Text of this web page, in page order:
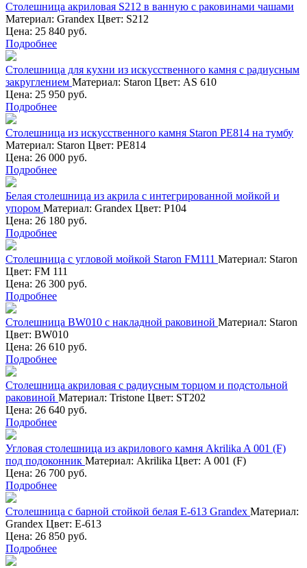
Столешница акриловая S212 в ванную с раковинами чашами
Материал: Grandex Цвет: S212
Цена: 25 840 руб.
Подробнее
Столешница для кухни из искусственного камня с радиусным
закруглением Материал: Staron Цвет: AS 610
Цена: 25 950 руб.
Подробнее
Столешница из искусственного камня Staron PE814 на тумбу
Материал: Staron Цвет: PE814
Цена: 26 000 руб.
Подробнее
Белая столешница из акрила с интегрированной мойкой и
упором Материал: Grandex Цвет: P104
Цена: 26 180 руб.
Подробнее
Столешница с угловой мойкой Staron FM111 Материал: Staron
Цвет: FM 111
Цена: 26 300 руб.
Подробнее
Столешница BW010 с накладной раковиной Материал: Staron
Цвет: BW010
Цена: 26 610 руб.
Подробнее
Столешница акриловая с радиусным торцом и подстольной
раковиной Материал: Tristone Цвет: ST202
Цена: 26 640 руб.
Подробнее
Угловая столешница из акрилового камня Akrilika A 001 (F)
под подоконник Материал: Akrilika Цвет: A 001 (F)
Цена: 26 700 руб.
Подробнее
Столешница с барной стойкой белая Е-613 Grandex Материал:
Grandex Цвет: Е-613
Цена: 26 850 руб.
Подробнее